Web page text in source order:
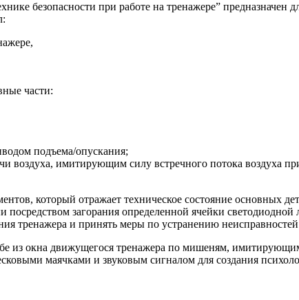
безопасности при работе на тренажере” предназначен
части:
подъема/опускания;
воздуха, имитирующим силу встречного потока воздуха
который отражает техническое состояние основных
загорания определенной ячейки
тренажера и принять меры по устранению
из окна движущегося тренажера по мишеням,
маячками и звуковым сигналом для создания